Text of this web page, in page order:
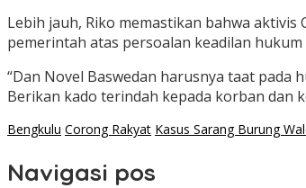
Lebih jauh, Riko memastikan bahwa
pemerintah atas persoalan keadilan hukum
“Dan Novel Baswedan harusnya taat pada
Berikan kado terindah kepada korban dan
Bengkulu Corong Rakyat Kasus Sarang Burung
Navigasi pos